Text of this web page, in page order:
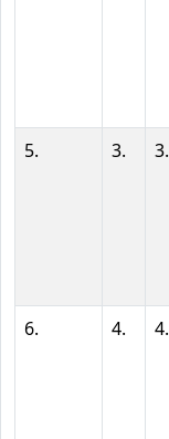
5. 3. 3.
6. 4. 4.